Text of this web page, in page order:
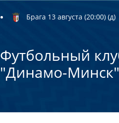
Брага 13 августа (20:00) (д)
Футбольный
"Динамо-Минск"